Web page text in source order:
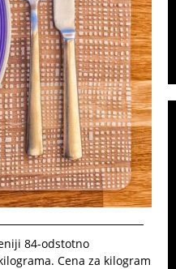
84-odstotno
Cena za kilogram